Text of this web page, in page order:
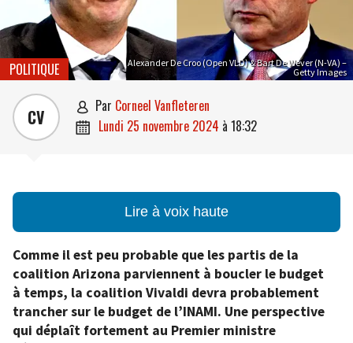
Alexander De Croo (Open VLD) & Bart De Wever (N-VA) –
Getty Images
POLITIQUE
CV  par Corneel Vanfleteren
 lundi 25 novembre 2024 à 18:32
Lire à voix haute
Comme il est peu probable que les partis de la
coalition Arizona parviennent à boucler le budget
à temps, la coalition Vivaldi devra probablement
trancher sur le budget de l’INAMI. Une perspective
qui déplaît fortement au Premier ministre